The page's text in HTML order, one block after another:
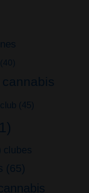
(40)
cannabis
(45)
clubes
(65)